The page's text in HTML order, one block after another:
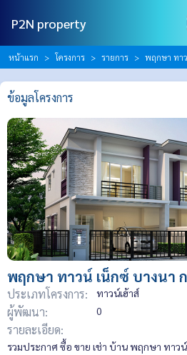
P2N property
หน้าแรก โครงการ รายการ พฤกษา ทา
ข้อมูลโครงการ
พฤกษา ทาวน์ เน็กซ์ บางนา
ประเภทโครงการ: ทาวน์เฮ้าส์
ผู้พัฒนา: 0
รายละเอียด:
รวมประกาศ ซื้อ ขาย เช่า บ้าน พฤกษา ทาว